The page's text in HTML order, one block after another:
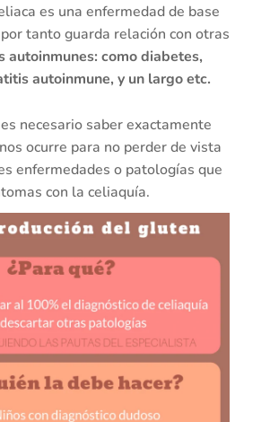
es una enfermedad de base
tanto guarda relación con otras
autoinmunes: como diabetes,
autoinmune, y un largo etc.
necesario saber exactamente
ocurre para no perder de vista
enfermedades o patologías que
con la celiaquía.